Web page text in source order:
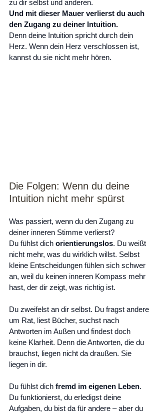
zu dir selbst und anderen.
Und mit dieser Mauer verlierst du auch
den Zugang zu deiner Intuition.
Denn deine Intuition spricht durch dein
Herz. Wenn dein Herz verschlossen ist,
kannst du sie nicht mehr hören.
Die Folgen: Wenn du deine
Intuition nicht mehr spürst
Was passiert, wenn du den Zugang zu
deiner inneren Stimme verlierst?
Du fühlst dich orientierungslos. Du weißt
nicht mehr, was du wirklich willst. Selbst
kleine Entscheidungen fühlen sich schwer
an, weil du keinen inneren Kompass mehr
hast, der dir zeigt, was richtig ist.
Du zweifelst an dir selbst. Du fragst andere
um Rat, liest Bücher, suchst nach
Antworten im Außen und findest doch
keine Klarheit. Denn die Antworten, die du
brauchst, liegen nicht da draußen. Sie
liegen in dir.
Du fühlst dich fremd im eigenen Leben.
Du funktionierst, du erledigst deine
Aufgaben, du bist da für andere – aber du